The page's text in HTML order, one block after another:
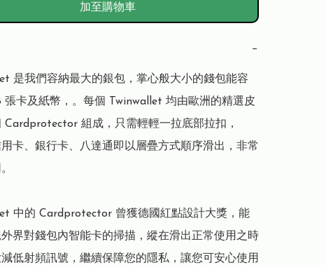
加至購物車
−
是我們容納最大的銀包，掌心般大小的錢包能容
張卡及紙幣，。每個 Twinwallet 均由歐洲的精選皮
Cardprotector 組成，只需輕輕一拉底部拉扣，
卡、銀行卡、八達通即以層疊方式順序滑出，非常
中的 Cardprotector 曾獲德國紅點設計大獎，能
界對錢包內智能卡的掃描，縱在滑出正常使用之時
低射頻訊號，繼續保障您的隱私，讓您可安心使用